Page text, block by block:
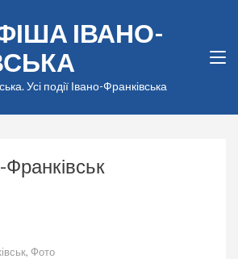
ІВАНО-
Усі події Івано-Франківська
, Фото